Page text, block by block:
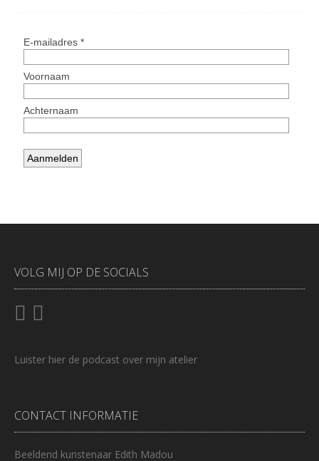
VOLG MIJ OP DE SOCIALS
Luister hier de podcast over mijn atelier
CONTACT INFORMATIE
Beeldend kunstenaar Edith Madou